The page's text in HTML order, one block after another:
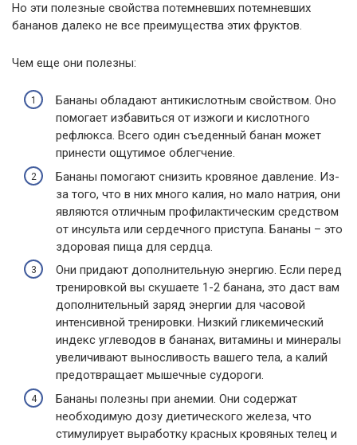
Но эти полезные свойства потемневших потемневших
бананов далеко не все преимущества этих фруктов.
Чем еще они полезны:
Бананы обладают антикислотным свойством. Оно
помогает избавиться от изжоги и кислотного
рефлюкса. Всего один съеденный банан может
принести ощутимое облегчение.
Бананы помогают снизить кровяное давление. Из-
за того, что в них много калия, но мало натрия, они
являются отличным профилактическим средством
от инсульта или сердечного приступа. Бананы – это
здоровая пища для сердца.
Они придают дополнительную энергию. Если перед
тренировкой вы скушаете 1-2 банана, это даст вам
дополнительный заряд энергии для часовой
интенсивной тренировки. Низкий гликемический
индекс углеводов в бананах, витамины и минералы
увеличивают выносливость вашего тела, а калий
предотвращает мышечные судороги.
Бананы полезны при анемии. Они содержат
необходимую дозу диетического железа, что
стимулирует выработку красных кровяных телец и